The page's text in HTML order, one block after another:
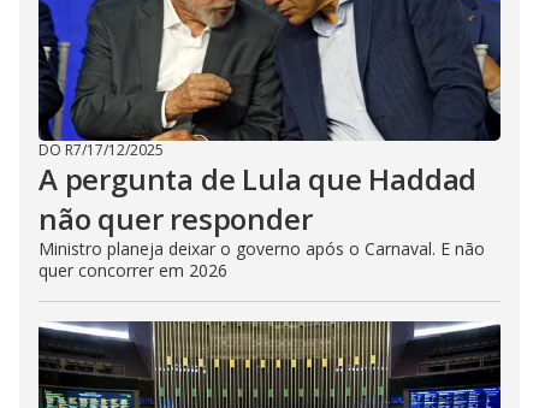
DO R7/17/12/2025
A pergunta de Lula que Haddad
não quer responder
Ministro planeja deixar o governo após o Carnaval. E não
quer concorrer em 2026